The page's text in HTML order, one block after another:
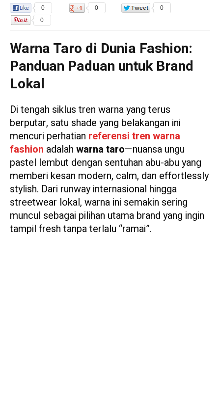
0 0
0
0
Warna Taro di Dunia Fashion:
Panduan Paduan untuk Brand
Lokal
Di tengah siklus tren warna yang terus
berputar, satu shade yang belakangan ini
mencuri perhatian referensi tren warna
fashion adalah warna taro—nuansa ungu
pastel lembut dengan sentuhan abu-abu yang
memberi kesan modern, calm, dan effortlessly
stylish. Dari runway internasional hingga
streetwear lokal, warna ini semakin sering
muncul sebagai pilihan utama brand yang ingin
tampil fresh tanpa terlalu “ramai”.